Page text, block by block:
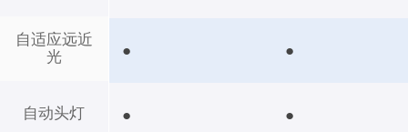
自适应远近
光
自动头灯
● ●
● ●